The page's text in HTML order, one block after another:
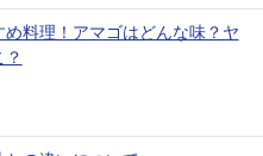
料理！アマゴはどんな味？ヤ
？